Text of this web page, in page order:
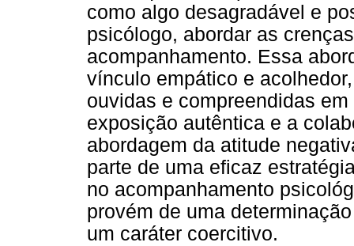
como algo desagradável e
psicólogo, abordar as
acompanhamento. Essa
vínculo empático e
ouvidas e compreendidas
exposição autêntica e a
abordagem da atitude
parte de uma eficaz
no acompanhamento
provém de uma
um caráter coercitivo.